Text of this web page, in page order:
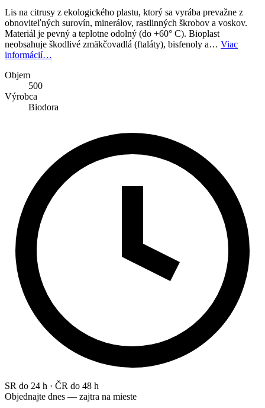
Lis na citrusy z ekologického plastu, ktorý sa vyrába prevažne z
obnoviteľných surovín, minerálov, rastlinných škrobov a voskov.
Materiál je pevný a teplotne odolný (do +60° C). Bioplast
neobsahuje škodlivé zmäkčovadlá (ftaláty), bisfenoly a… Viac
informácií…
Objem
500
Výrobca
Biodora
SR do 24 h · ČR do 48 h
Objednajte dnes — zajtra na mieste